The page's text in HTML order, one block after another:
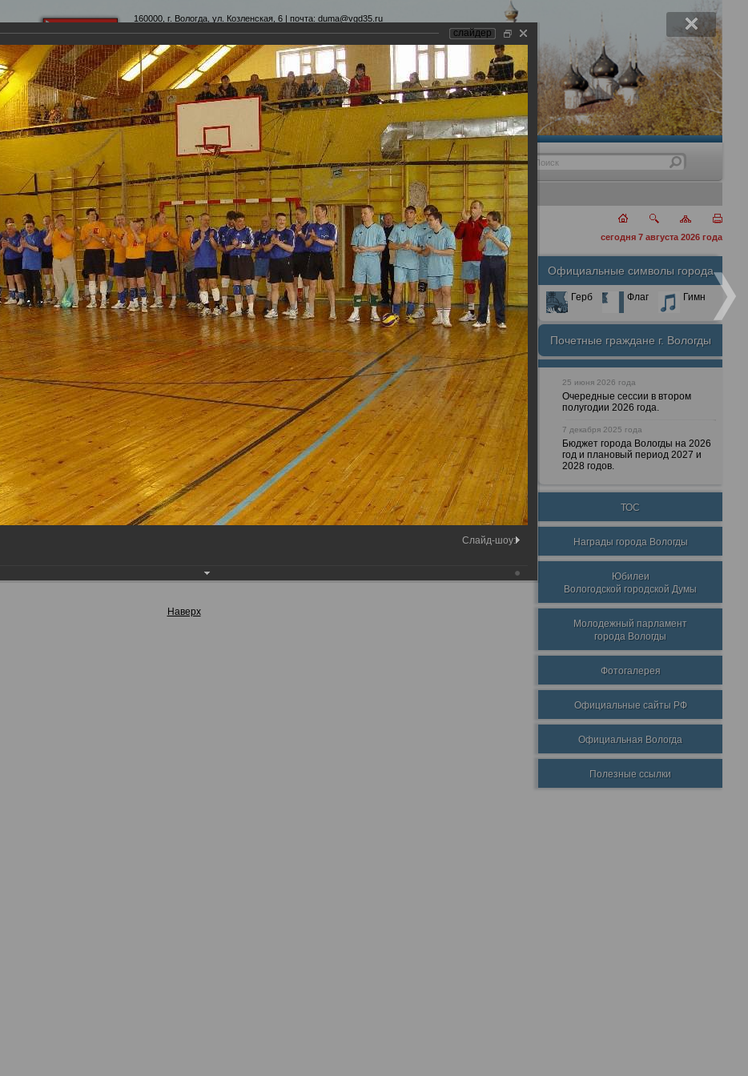
160000, г. Вологда, ул. Козленская, 6 | почта: duma@vgd35.ru
официальный сайтwww.duma-vologda.ru
Комитеты График приема Контакты Депутатские объединения
сегодня 7 августа 2026 года
Кубок Липин Бор
Размер шрифта:
А
Наверх
Официальные символы города
Герб Флаг Гимн
Почетные граждане г. Вологды
25 июня 2026 года
Очередные сессии в втором
полугодии 2026 года.
7 декабря 2025 года
Бюджет города Вологды на 2026
год и плановый период 2027 и
2028 годов.
ТОС
Награды города Вологды
Юбилеи
Вологодской городской Думы
Молодежный парламент
города Вологды
Фотогалерея
Официальные сайты РФ
Официальная Вологда
Полезные ссылки
слайдер
Слайд-шоу: